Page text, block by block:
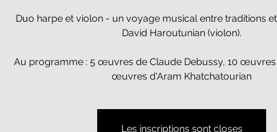
Duo harpe et violon - un voyage musical entre traditions
David Haroutunian (violon).
Au programme : 5 œuvres de Claude Debussy, 10 œuvres
œuvres d'Aram Khatchatourian
Les inscriptions sont closes